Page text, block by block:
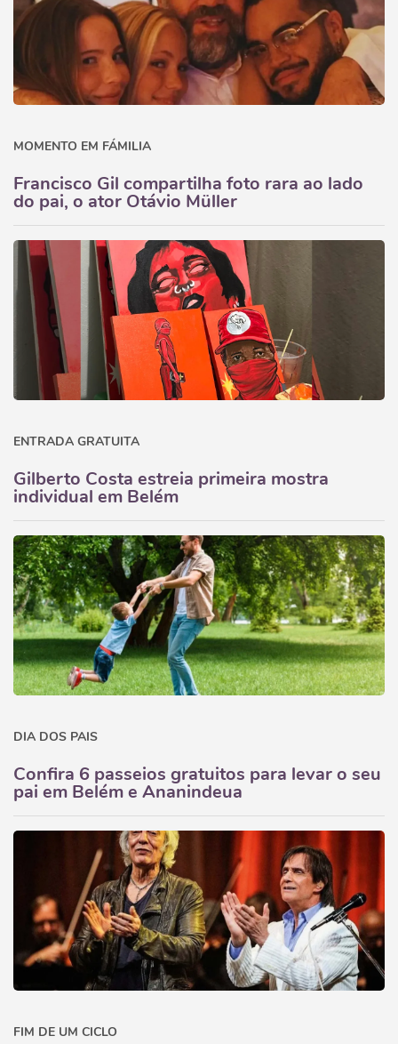
MOMENTO EM FÁMILIA
Francisco Gil compartilha foto rara ao lado
do pai, o ator Otávio Müller
ENTRADA GRATUITA
Gilberto Costa estreia primeira mostra
individual em Belém
DIA DOS PAIS
Confira 6 passeios gratuitos para levar o seu
pai em Belém e Ananindeua
FIM DE UM CICLO